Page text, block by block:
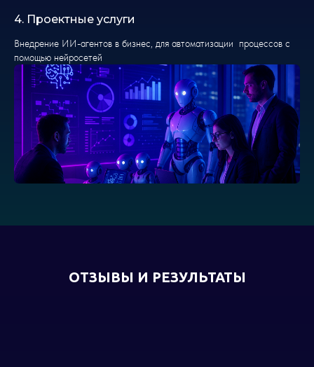
4. Проектные услуги
Внедрение ИИ-агентов в бизнес, для автоматизации процессов с
помощью нейросетей
ОТЗЫВЫ И РЕЗУЛЬТАТЫ
Полезное
Партнерская программа
Обучение AI
AI-агенты
Мы на связи